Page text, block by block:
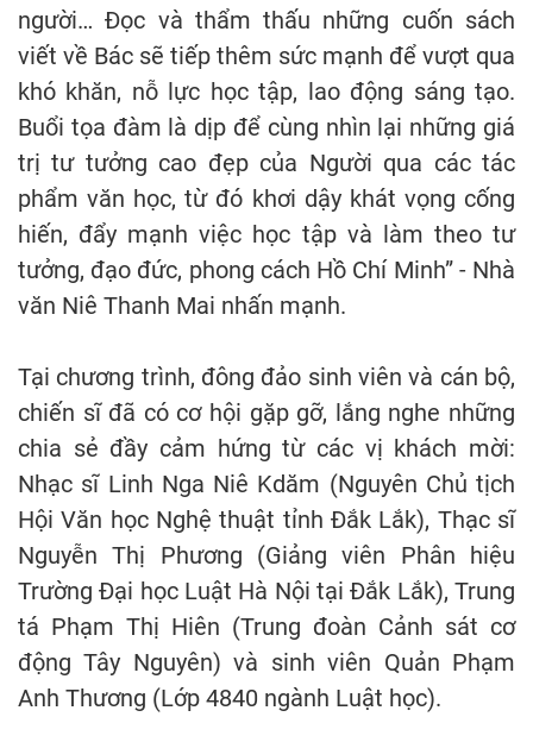
người… Đọc và thẩm thấu những cuốn sách
viết về Bác sẽ tiếp thêm sức mạnh để vượt qua
khó khăn, nỗ lực học tập, lao động sáng tạo.
Buổi tọa đàm là dịp để cùng nhìn lại những giá
trị tư tưởng cao đẹp của Người qua các tác
phẩm văn học, từ đó khơi dậy khát vọng cống
hiến, đẩy mạnh việc học tập và làm theo tư
tưởng, đạo đức, phong cách Hồ Chí Minh” - Nhà
văn Niê Thanh Mai nhấn mạnh.
Tại chương trình, đông đảo sinh viên và cán bộ,
chiến sĩ đã có cơ hội gặp gỡ, lắng nghe những
chia sẻ đầy cảm hứng từ các vị khách mời:
Nhạc sĩ Linh Nga Niê Kdăm (Nguyên Chủ tịch
Hội Văn học Nghệ thuật tỉnh Đắk Lắk), Thạc sĩ
Nguyễn Thị Phương (Giảng viên Phân hiệu
Trường Đại học Luật Hà Nội tại Đắk Lắk), Trung
tá Phạm Thị Hiên (Trung đoàn Cảnh sát cơ
động Tây Nguyên) và sinh viên Quản Phạm
Anh Thương (Lớp 4840 ngành Luật học).